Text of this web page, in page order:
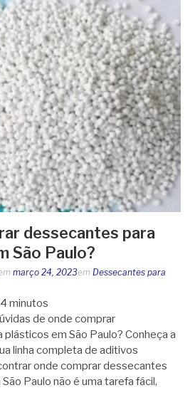
dessecantes para
São Paulo?
março 24, 2023em Dessecantes para
4 minutos
de onde comprar
em São Paulo? Conheça a
linha completa de aditivos
onde comprar dessecantes
Paulo não é uma tarefa fácil,